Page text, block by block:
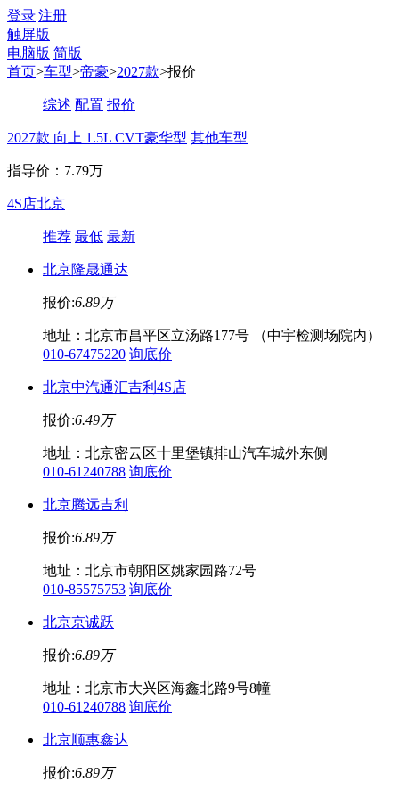
登录|注册
触屏版
电脑版 简版
首页>车型>帝豪>2027款>报价
综述 配置 报价
2027款 向上 1.5L CVT豪华型 其他车型
指导价：7.79万
4S店北京
推荐 最低 最新
北京隆晟通达
报价:6.89万
地址：北京市昌平区立汤路177号 （中宇检测场院内）
010-67475220 询底价
北京中汽通汇吉利4S店
报价:6.49万
地址：北京密云区十里堡镇排山汽车城外东侧
010-61240788 询底价
北京腾远吉利
报价:6.89万
地址：北京市朝阳区姚家园路72号
010-85575753 询底价
北京京诚跃
报价:6.89万
地址：北京市大兴区海鑫北路9号8幢
010-61240788 询底价
北京顺惠鑫达
报价:6.89万